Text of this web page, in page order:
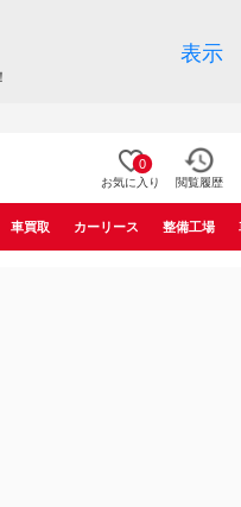
表示
0
お気に入り 閲覧履歴
車買取 カーリース 整備工場